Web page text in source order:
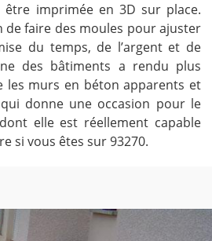
imprimée en 3D sur place.
de faire des moules pour ajuster
du temps, de l’argent et de
des bâtiments a rendu plus
les murs en béton apparents et
donne une occasion pour le
elle est réellement capable
si vous êtes sur 93270.